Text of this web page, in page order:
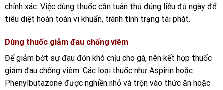
chính xác. Việc dùng thuốc cần tuân thủ đúng liều đủ ngày để
tiêu diệt hoàn toàn vi khuẩn, tránh tình trạng tái phát.
Dùng thuốc giảm đau chống viêm
Để giảm bớt sự đau đớn khó chịu cho gà, nên kết hợp thuốc
giảm đau chống viêm. Các loại thuốc như Aspirin hoặc
Phenylbutazone được nghiền nhỏ và trộn vào thức ăn hoặc